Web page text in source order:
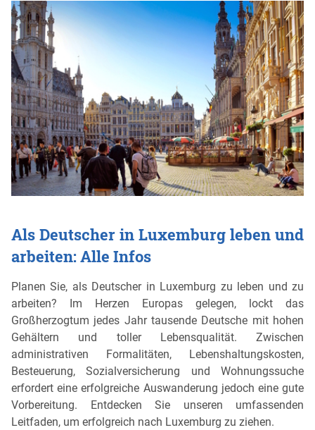
Als Deutscher in Luxemburg leben und
arbeiten: Alle Infos
Planen Sie, als Deutscher in Luxemburg zu leben und zu
arbeiten? Im Herzen Europas gelegen, lockt das
Großherzogtum jedes Jahr tausende Deutsche mit hohen
Gehältern und toller Lebensqualität. Zwischen
administrativen Formalitäten, Lebenshaltungskosten,
Besteuerung, Sozialversicherung und Wohnungssuche
erfordert eine erfolgreiche Auswanderung jedoch eine gute
Vorbereitung. Entdecken Sie unseren umfassenden
Leitfaden, um erfolgreich nach Luxemburg zu ziehen.